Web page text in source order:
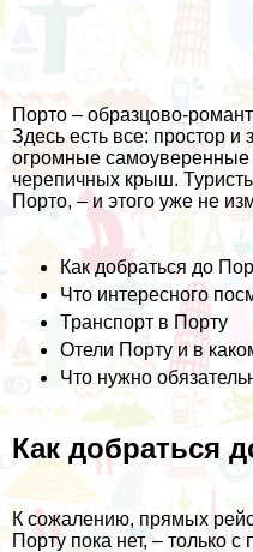
Порто – образцово-
Здесь есть все: простор и
огромные самоуверенные
черепичных крыш.
Порто, – и этого уже не
Как добраться до
Что интересного
Транспорт в Порту
Отели Порту и в
Что нужно
Как добраться
К сожалению, прямых
Порту пока нет, – только с